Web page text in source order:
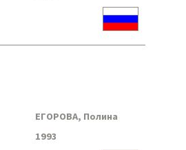
ЕГОРОВА, Полина
1993